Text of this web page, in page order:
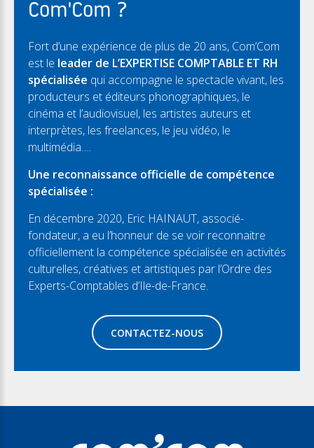
Com'Com ?
Fort d’une expérience de plus de 20 ans, Com’Com
est le leader de L’EXPERTISE COMPTABLE ET RH
spécialisée qui accompagne le spectacle vivant, les
producteurs et éditeurs phonographiques, le
cinéma et l’audiovisuel, les artistes auteurs et
interprètes, les freelances, le jeu vidéo, le
multimédia….
Une reconnaissance officielle de compétence
spécialisée :
En décembre 2020, Eric HAINAUT, associé-
fondateur, a eu l’honneur de se voir reconnaitre
officiellement la compétence spécialisée en activités
culturelles, créatives et artistiques par l’Ordre des
Experts-Comptables d’Ile-de-France.
CONTACTEZ-NOUS